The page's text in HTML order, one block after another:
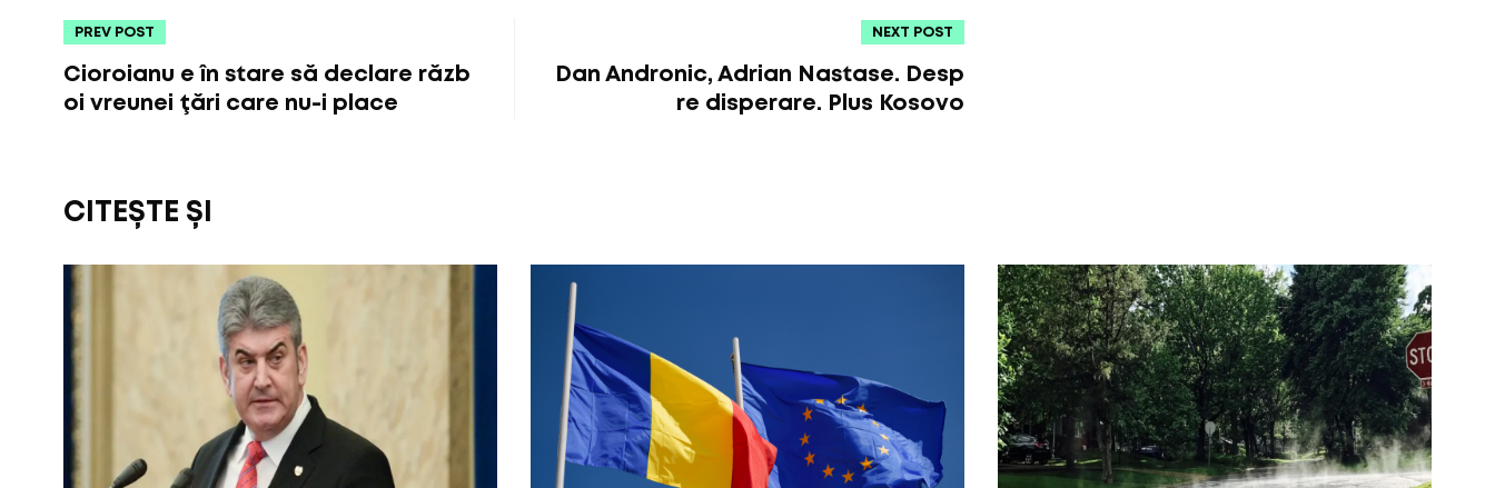
PREV POST
Cioroianu e în stare să declare răzb
oi vreunei ţări care nu-i place
NEXT POST
Dan Andronic, Adrian Nastase. Desp
re disperare. Plus Kosovo
CITEȘTE ȘI